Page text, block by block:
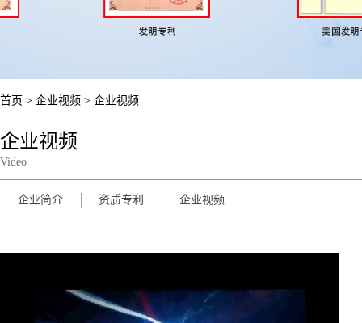
首页 > 企业视频 > 企业视频
企业视频
Video
企业简介 资质专利 企业视频